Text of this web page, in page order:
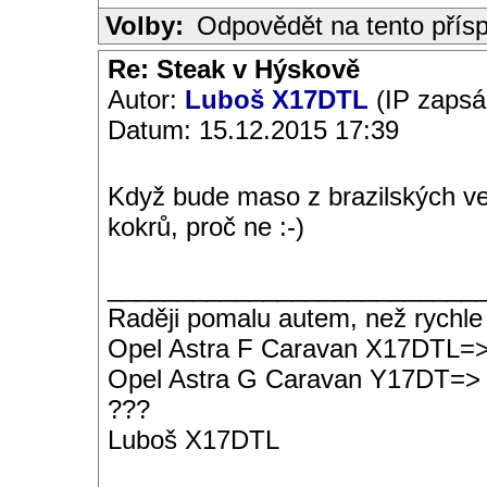
Volby: Odpovědět na tento
Re: Steak v Hýskově
Autor: Luboš X17DTL (IP
Datum: 15.12.2015 17:39
Když bude maso z brazilských
kokrů, proč ne :-)
Raději pomalu autem, než
Opel Astra F Caravan
Opel Astra G Caravan Y17DT=>
???
Luboš X17DTL